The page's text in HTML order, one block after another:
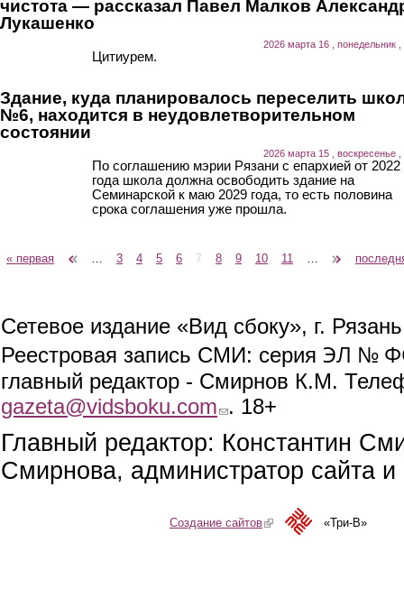
чистота — рассказал Павел Малков
Лукашенко
2026 марта 16 , понедельник ,
Цитиурем.
Здание, куда планировалось переселить
№6, находится в неудовлетворительном
состоянии
2026 марта 15 , воскресенье ,
По соглашению мэрии Рязани с епархией от 2022
года школа должна освободить здание на
Семинарской к маю 2029 года, то есть половина
срока соглашения уже прошла.
Страницы
« первая 3 4 5 6 7 8 9 10 11
Сетевое издание «Вид сбоку», г.
Реестровая запись СМИ: серия ЭЛ №
главный редактор - Смирнов К.М.
gazeta@vidsboku.com (link sends e-mail)
. 18+
Главный редактор: Константин
Смирнова, администратор сайта
Создание сайтов(link is external)«Три-В»